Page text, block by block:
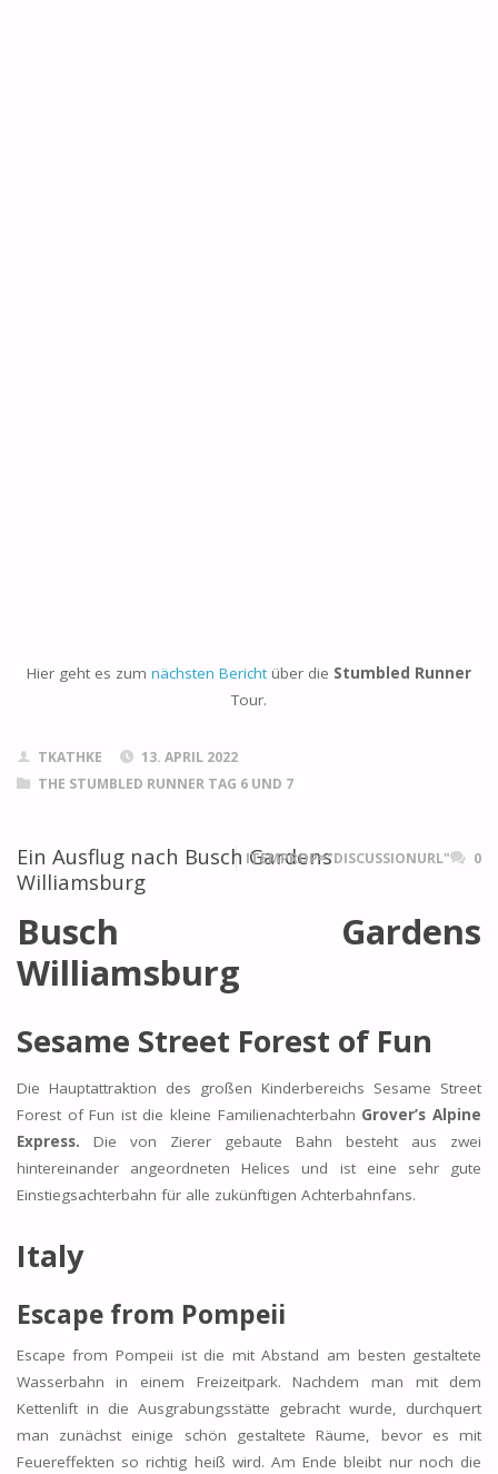
Hier geht es zum nächsten Berichtüber die Stumbled Runner
Tour.
TKATHKE
13. APRIL 2022
THE STUMBLED RUNNER TAG 6 UND 7
Ein Ausflug nach Busch Gardens
Williamsburg
ITEMPROP="DISCUSSIONURL" 0
Busch Gardens
Williamsburg
Sesame Street Forest of Fun
Die Hauptattraktion des großen Kinderbereichs Sesame Street
Forest of Fun ist die kleine Familienachterbahn Grover’s Alpine
Express. Die von Zierer gebaute Bahn besteht aus zwei
hintereinander angeordneten Helices und ist eine sehr gute
Einstiegsachterbahn für alle zukünftigen Achterbahnfans.
Italy
Escape from Pompeii
Escape from Pompeii ist die mit Abstand am besten gestaltete
Wasserbahn in einem Freizeitpark. Nachdem man mit dem
Kettenlift in die Ausgrabungsstätte gebracht wurde, durchquert
man zunächst einige schön gestaltete Räume, bevor es mit
Feuereffekten so richtig heiß wird. Am Ende bleibt nur noch die